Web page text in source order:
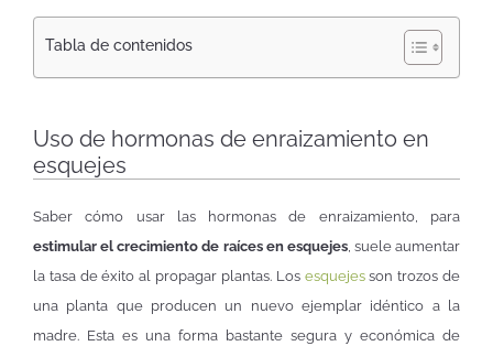
Tabla de contenidos
Uso de hormonas de enraizamiento en
esquejes
Saber cómo usar las hormonas de enraizamiento, para
estimular el crecimiento de raíces en esquejes, suele aumentar
la tasa de éxito al propagar plantas. Los esquejesson trozos de
una planta que producen un nuevo ejemplar idéntico a la
madre. Esta es una forma bastante segura y económica de